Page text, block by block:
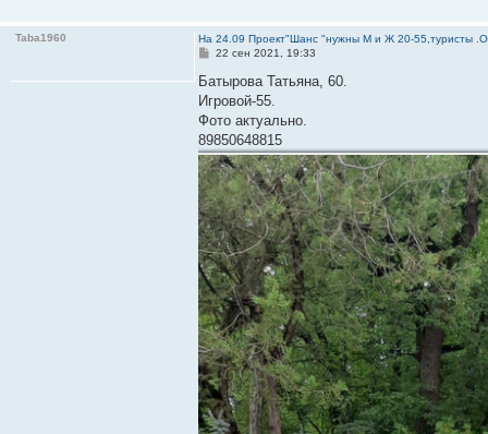
Taba1960
На 24.09 Проект"Шанс "нужны М и Ж 20-55,туристы
С
о
щ
е
и
е
22 сен 2021, 19:33
Батырова Татьяна, 60.
Игровой-55.
Фото актуально.
89850648815